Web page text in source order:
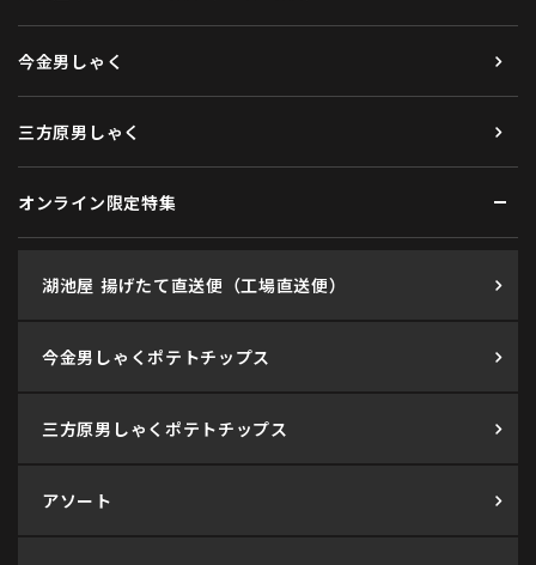
今金男しゃく
三方原男しゃく
オンライン限定特集
湖池屋 揚げたて直送便（工場直送便）
今金男しゃくポテトチップス
三方原男しゃくポテトチップス
アソート